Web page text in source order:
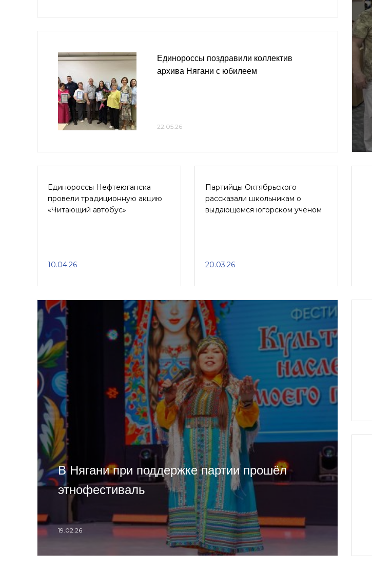
Единороссы поздравили коллектив
архива Нягани с юбилеем
22.05.26
Единороссы Нефтеюганска
провели традиционную акцию
«Читающий автобус»
10.04.26
Партийцы Октябрьского
рассказали школьникам о
выдающемся югорском учёном
20.03.26
В Нягани при поддержке партии прошёл
этнофестиваль
19.02.26